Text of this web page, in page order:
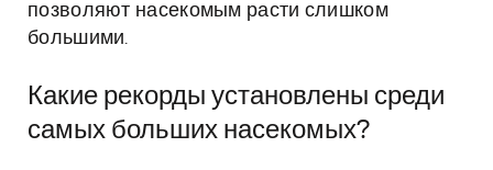
позволяют насекомым расти слишком
большими.
Какие рекорды установлены среди
самых больших насекомых?